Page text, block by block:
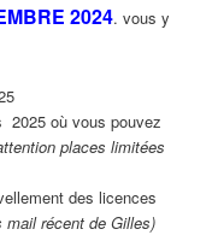
2024. vous y
2025 où vous pouvez
places limitées
des licences
récent de Gilles)